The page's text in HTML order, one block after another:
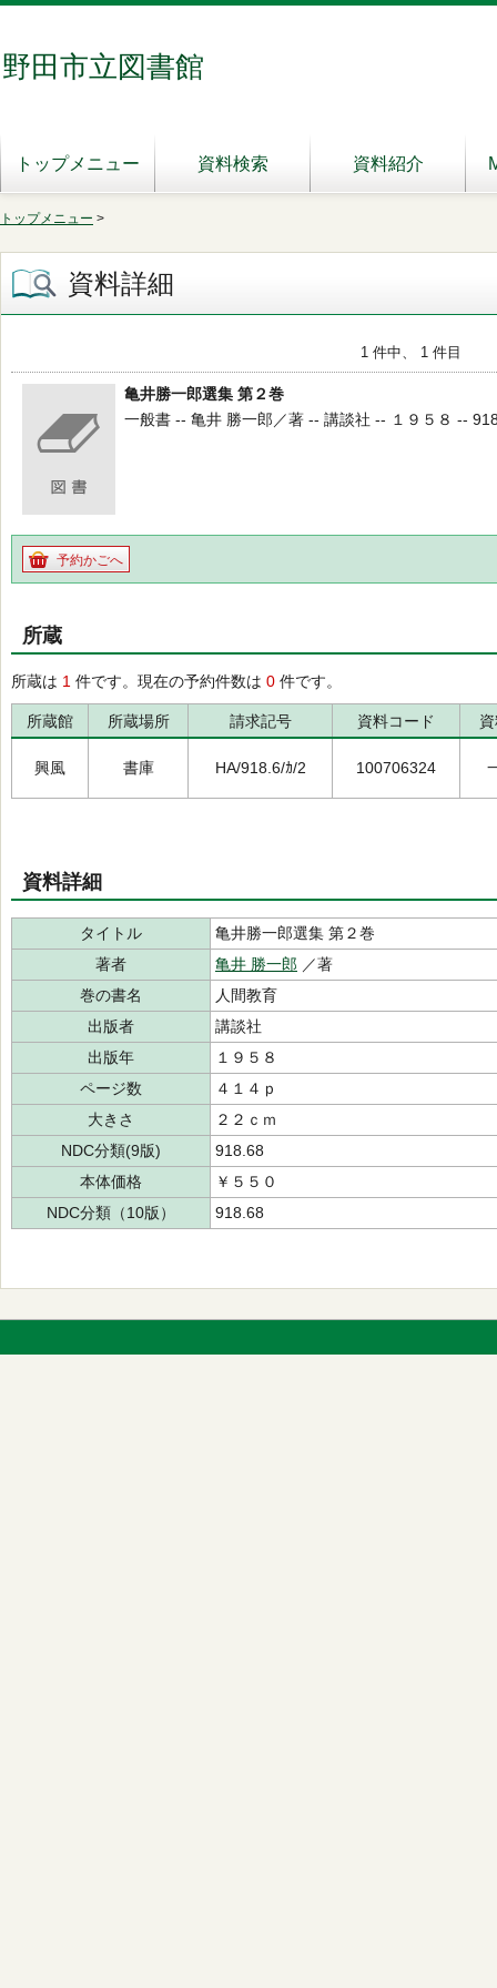
野田市立図書館
トップメニュー 資料検索 資料紹介
トップメニュー >
資料詳細
1 件中、 1 件目
亀井勝一郎選集 第２巻
一般書 -- 亀井 勝一郎／著 -- 講談社 -- １９５８ --
予約かごへ
所蔵
所蔵は 1 件です。現在の予約件数は 0 件です。
所蔵館 所蔵場所 請求記号 資料コード
興風 書庫 HA/918.6/ｶ/2 100706324
資料詳細
タイトル
亀井勝一郎選集 第２巻
著者
亀井 勝一郎 ／著
巻の書名
人間教育
出版者
講談社
出版年
１９５８
ページ数
４１４ｐ
大きさ
２２ｃｍ
NDC分類(9版)
918.68
本体価格
￥５５０
NDC分類（10版）
918.68